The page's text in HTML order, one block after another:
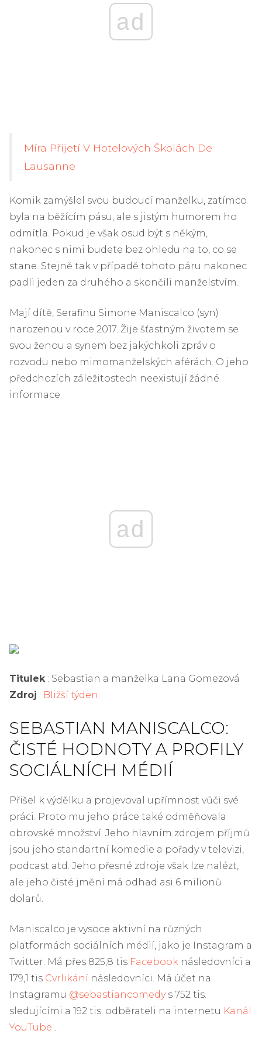
ad
Míra Přijetí V Hotelových Školách De
Lausanne
Komik zamýšlel svou budoucí manželku, zatímco
byla na běžícím pásu, ale s jistým humorem ho
odmítla. Pokud je však osud být s někým,
nakonec s nimi budete bez ohledu na to, co se
stane. Stejně tak v případě tohoto páru nakonec
padli jeden za druhého a skončili manželstvím.
Mají dítě, Serafinu Simone Maniscalco (syn)
narozenou v roce 2017. Žije šťastným životem se
svou ženou a synem bez jakýchkoli zpráv o
rozvodu nebo mimomanželských aférách. O jeho
předchozích záležitostech neexistují žádné
informace.
ad
Titulek: Sebastian a manželka Lana Gomezová
Zdroj : Bližší týden
SEBASTIAN MANISCALCO:
ČISTÉ HODNOTY A PROFILY
SOCIÁLNÍCH MÉDIÍ
Přišel k výdělku a projevoval upřímnost vůči své
práci. Proto mu jeho práce také odměňovala
obrovské množství. Jeho hlavním zdrojem příjmů
jsou jeho standartní komedie a pořady v televizi,
podcast atd. Jeho přesné zdroje však lze nalézt,
ale jeho čisté jmění má odhad asi 6 milionů
dolarů.
Maniscalco je vysoce aktivní na různých
platformách sociálních médií, jako je Instagram a
Twitter. Má přes 825,8 tis Facebook následovníci a
179,1 tis Cvrlikání následovníci. Má účet na
Instagramu @sebastiancomedys 752 tis.
sledujícími a 192 tis. odběrateli na internetu Kanál
YouTube .